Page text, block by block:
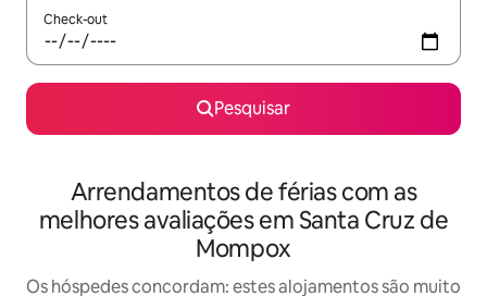
Check-out
Pesquisar
Arrendamentos de férias com as
melhores avaliações em Santa Cruz de
Mompox
Os hóspedes concordam: estes alojamentos são muito